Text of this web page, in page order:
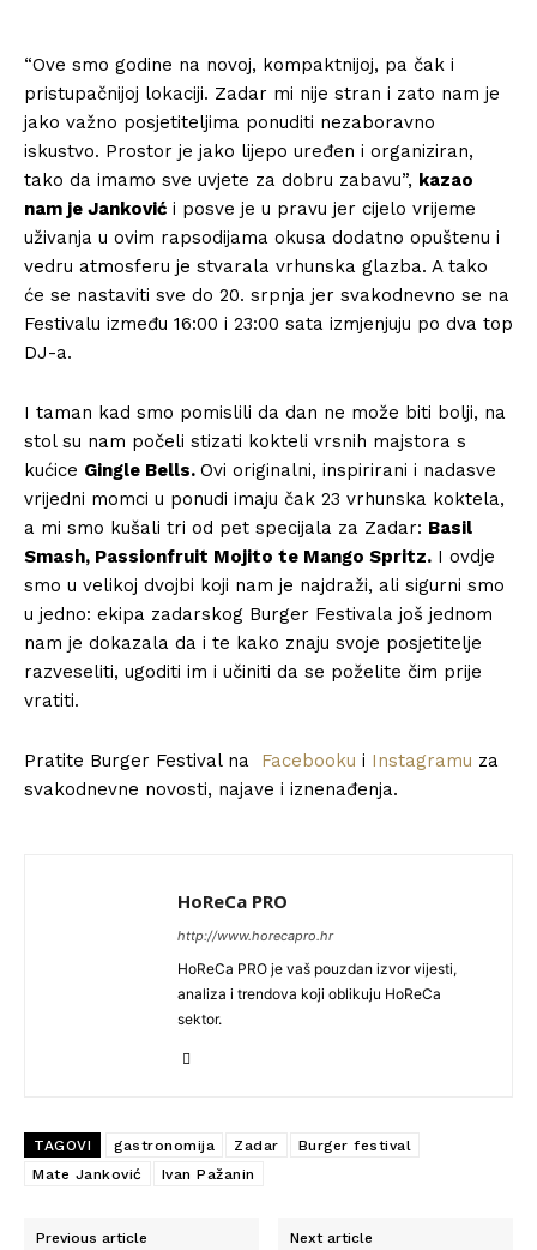
“Ove smo godine na novoj, kompaktnijoj, pa čak i
pristupačnijoj lokaciji. Zadar mi nije stran i zato nam je
jako važno posjetiteljima ponuditi nezaboravno
iskustvo. Prostor je jako lijepo uređen i organiziran,
tako da imamo sve uvjete za dobru zabavu”, kazao
nam je Janković i posve je u pravu jer cijelo vrijeme
uživanja u ovim rapsodijama okusa dodatno opuštenu i
vedru atmosferu je stvarala vrhunska glazba. A tako
će se nastaviti sve do 20. srpnja jer svakodnevno se na
Festivalu između 16:00 i 23:00 sata izmjenjuju po dva top
DJ-a.
I taman kad smo pomislili da dan ne može biti bolji, na
stol su nam počeli stizati kokteli vrsnih majstora s
kućice Gingle Bells. Ovi originalni, inspirirani i nadasve
vrijedni momci u ponudi imaju čak 23 vrhunska koktela,
a mi smo kušali tri od pet specijala za Zadar: Basil
Smash, Passionfruit Mojito te Mango Spritz. I ovdje
smo u velikoj dvojbi koji nam je najdraži, ali sigurni smo
u jedno: ekipa zadarskog Burger Festivala još jednom
nam je dokazala da i te kako znaju svoje posjetitelje
razveseliti, ugoditi im i učiniti da se poželite čim prije
vratiti.
Pratite Burger Festival na Facebooku i Instagramu za
svakodnevne novosti, najave i iznenađenja.
HoReCa PRO
http://www.horecapro.hr
HoReCa PRO je vaš pouzdan izvor vijesti,
analiza i trendova koji oblikuju HoReCa
sektor.
TAGOVI gastronomija Zadar
Burger festival
Mate Janković
Ivan Pažanin
Previous article Next article